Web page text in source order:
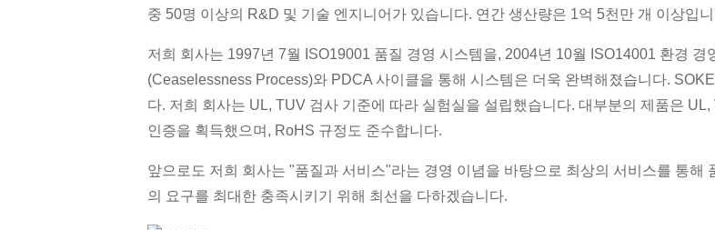
중 50명 이상의 R&D 및 기술 엔지니어가 있습니다. 연간 생산량은 1억 5천만 개 이상입
저희 회사는 1997년 7월 ISO19001 품질 경영 시스템을, 2004년 10월 ISO14001 환경
(Ceaselessness Process)와 PDCA 사이클을 통해 시스템은 더욱 완벽해졌습니다.
다. 저희 회사는 UL, TUV 검사 기준에 따라 실험실을 설립했습니다. 대부분의 제품은
인증을 획득했으며, RoHS 규정도 준수합니다.
앞으로도 저희 회사는 "품질과 서비스"라는 경영 이념을 바탕으로 최상의 서비스를 통해
의 요구를 최대한 충족시키기 위해 최선을 다하겠습니다.